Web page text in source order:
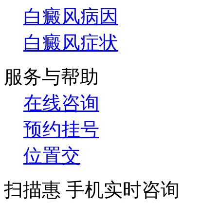
白癜风病因
白癜风症状
服务与帮助
在线咨询
预约挂号
位置交
扫描惠 手机实时咨询